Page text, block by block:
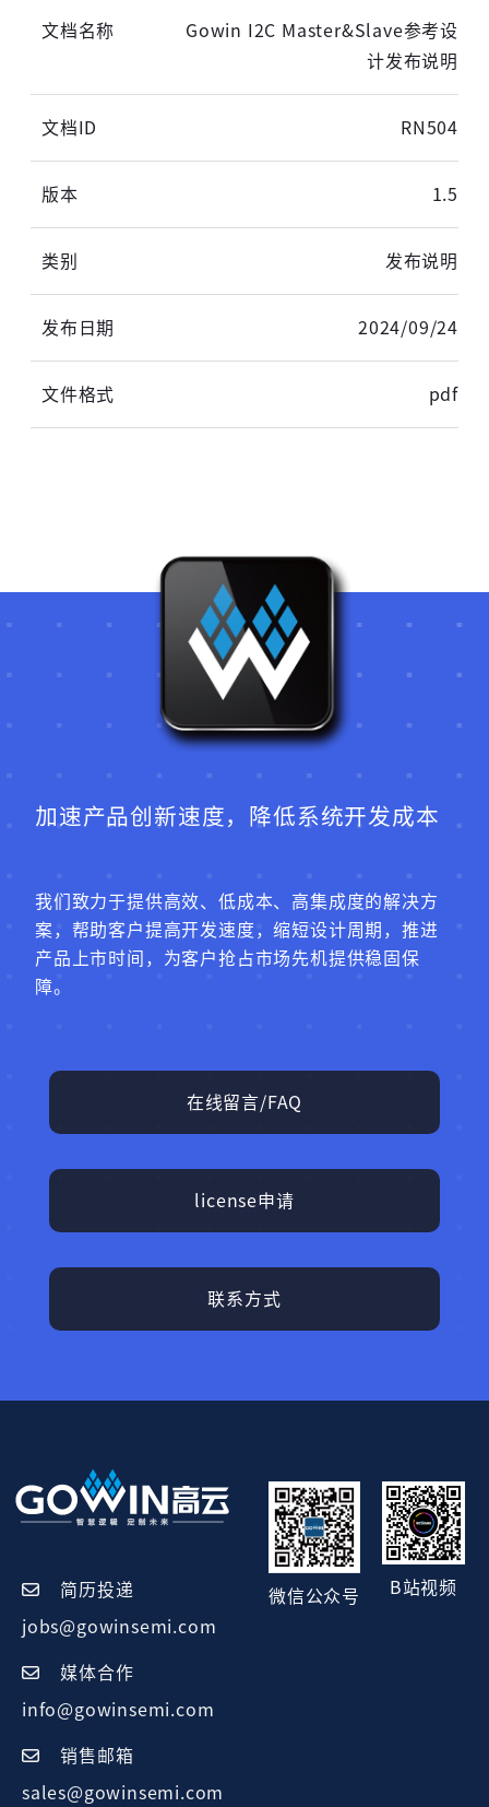
Gowin I2C Master&Slave参考设
计发布说明
RN504
1.5
发布说明
2024/09/24
pdf
加速产品创新速度，降低系统开发成本
我们致力于提供高效、低成本、高集成度的解决方
案，帮助客户提高开发速度，缩短设计周期，推进
产品上市时间，为客户抢占市场先机提供稳固保
障。
在线留言/FAQ
license申请
联系方式
简历投递
jobs@gowinsemi.com
媒体合作
info@gowinsemi.com
销售邮箱
sales@gowinsemi.com
微信公众号
B站视频